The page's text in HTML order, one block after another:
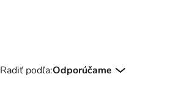
Radiť podľa:Odporúčame